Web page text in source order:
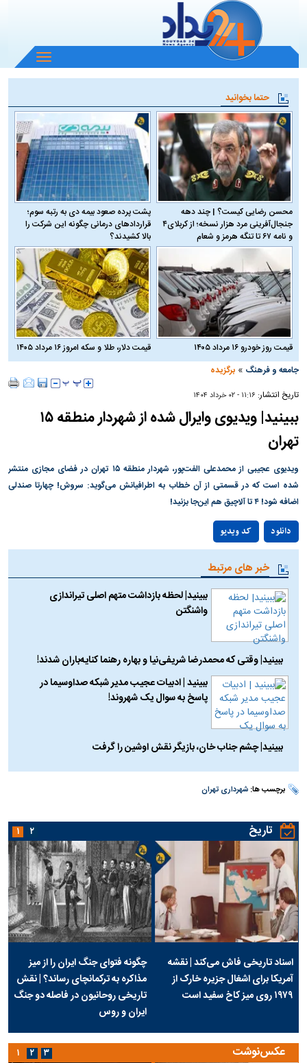
باز
و
منو
حتما بخوانید
محسن رضایی کیست؟ | چند دهه
جنجال‌آفرینی مرد هزار نسخه؛ از کربلای۴
و نامه ۶۷ تا تنگه هرمز و شعام
پشت پرده صعود بیمه دی به رتبه سوم؛
قراردادهای درمانی چگونه این شرکت را
بالا کشیدند؟
قیمت روز خودرو ۱۶ مرداد ۱۴۰۵
قیمت دلار، طلا و سکه امروز ۱۶ مرداد ۱۴۰۵
جامعه و فرهنگ »برگزیده
تاریخ انتشار: ۱۱:۱۶ - ۰۲ خرداد ۱۴۰۴
ببینید| ویدیوی وایرال شده از شهردار منطقه ۱۵
تهران
ویدیوی عجیبی از محمدعلی الفت‌پور، شهردار منطقه ۱۵ تهران در فضای مجازی منتشر
شده است که در قسمتی از آن خطاب به اطرافیانش می‌گوید: سروش! چهارتا صندلی
اضافه شود! ۴ تا آلاچیق هم این‌جا بزنید!
کد ویدیو دانلود
خبر های مرتبط
ببینید| لحظه بازداشت متهم اصلی تیراندازی
واشنگتن
ببینید| وقتی که محمدرضا شریفی‌نیا و بهاره رهنما کنایه‌باران شدند!
ببینید | ادبیات عجیب مدیر شبکه صداوسیما در
پاسخ به سوال یک شهروند!
ببینید| چشم جناب خان، بازیگر نقش اوشین را گرفت
برچسب ها:شهرداری تهران
تاریخ
اسناد تاریخی فاش می‌کند | نقشه
آمریکا برای اشغال جزیره خارک از
۱۹۷۹ روی میز کاخ سفید است
چگونه فتوای جنگ ایران را از میز
مذاکره به ترکمانچای رساند؟ | نقش
تاریخی روحانیون در فاصله دو جنگ
ایران و روس
۱ ۲
عکس‌نوشت ۱ ۲ ۳